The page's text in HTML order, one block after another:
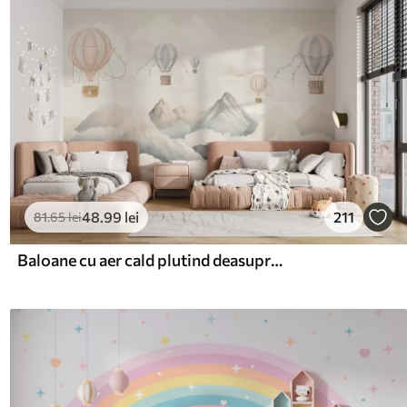
81.65lei48 .99 lei 211
Baloane cu aer cald plutind deasupra munților în tonuri pastelate neutre și moi